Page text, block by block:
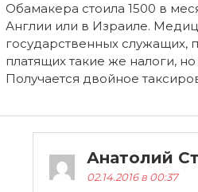
Обамакера стоила 1500 в
Англии или в Израиле.
государственных служащих,
платящих такие же налоги,
Получается двойное
Анатолий
02.14.2016 в 00:37